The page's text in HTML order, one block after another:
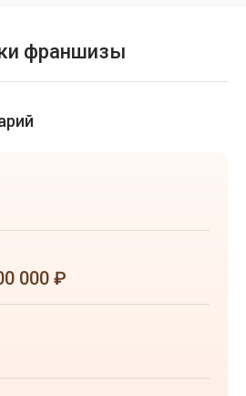
франшизы
000 ₽